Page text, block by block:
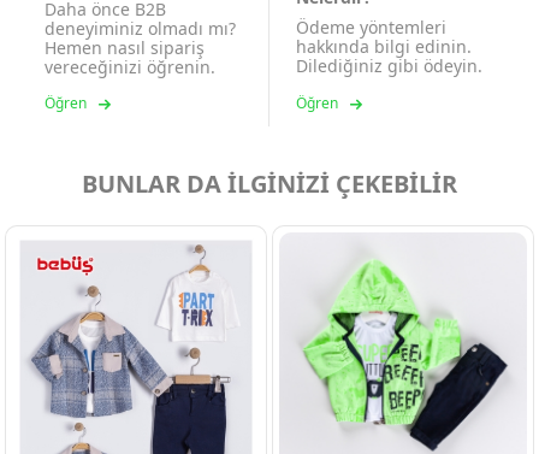
Daha önce B2B
deneyiminiz olmadı mı?
Hemen nasıl sipariş
vereceğinizi öğrenin.
Öğren
Ödeme yöntemleri
hakkında bilgi edinin.
Dilediğiniz gibi ödeyin.
Öğren
BUNLAR DA İLGİNİZİ ÇEKEBİLİR